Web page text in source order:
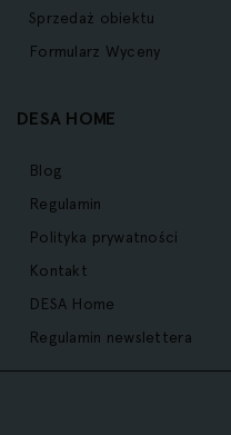
Sprzedaż obiektu
Formularz Wyceny
DESA HOME
Blog
Regulamin
Polityka prywatności
Kontakt
DESA Home
Regulamin newslettera